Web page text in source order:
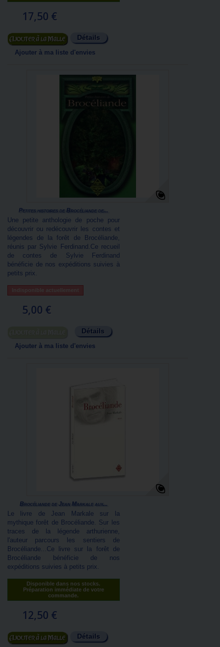
17,50 €
Ajouter au panier Détails
Ajouter à ma liste d'envies
Petites histoires de Brocéliande de...
Une petite anthologie de poche pour
découvrir ou redécouvrir les contes et
légendes de la forêt de Brocéliande,
réunis par Sylvie Ferdinand.Ce recueil
de contes de Sylvie Ferdinand
bénéficie de nos expéditions suivies à
petits prix.
Indisponible actuellement
5,00 €
Détails
Ajouter à ma liste d'envies
Brocéliande de Jean Markale aux...
Le livre de Jean Markale sur la
mythique forêt de Brocéliande. Sur les
traces de la légende arthurienne,
l'auteur parcours les sentiers de
Brocéliande...Ce livre sur la forêt de
Brocéliande bénéficie de nos
expéditions suivies à petits prix.
Disponible dans nos stocks.
Préparation immédiate de votre
commande.
12,50 €
Ajouter au panier Détails